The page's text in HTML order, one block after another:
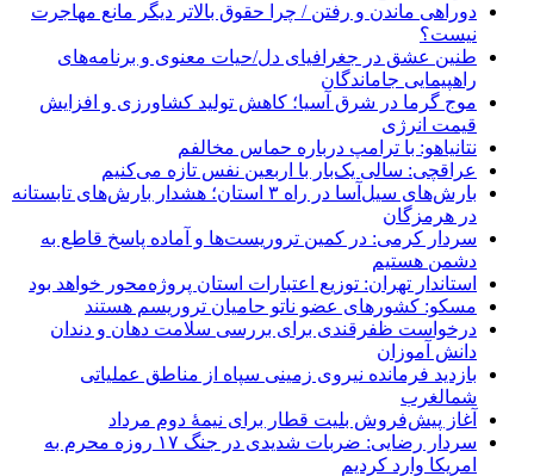
دوراهی ماندن و رفتن / چرا حقوق بالاتر دیگر مانع مهاجرت
نیست؟
طنین عشق در جغرافیای دل/حیات معنوی و برنامه‌های
راهپیمایی جاماندگان
موج گرما در شرق آسیا؛ کاهش تولید کشاورزی و افزایش
قیمت انرژی
نتانیاهو: با ترامپ درباره حماس مخالفم
عراقچی: سالی یک‌بار با اربعین نفس تازه می‌کنیم
بارش‌های سیل‌آسا در راه ۳ استان؛ هشدار بارش‌های تابستانه
در هرمزگان
سردار کرمی: در کمین تروریست‌ها و آماده پاسخ قاطع به
دشمن هستیم
استاندار تهران: توزیع اعتبارات استان پروژه‌محور خواهد بود
مسکو: کشورهای عضو ناتو حامیان تروریسم هستند
درخواست ظفرقندی برای بررسی سلامت دهان و دندان
دانش آموزان
بازدید فرمانده نیروی زمینی سپاه از مناطق عملیاتی
شمالغرب
آغاز پیش‌فروش بلیت قطار برای نیمۀ دوم مرداد
سردار رضایی: ضربات شدیدی در جنگ ۱۷ روزه محرم به
امریکا وارد کردیم